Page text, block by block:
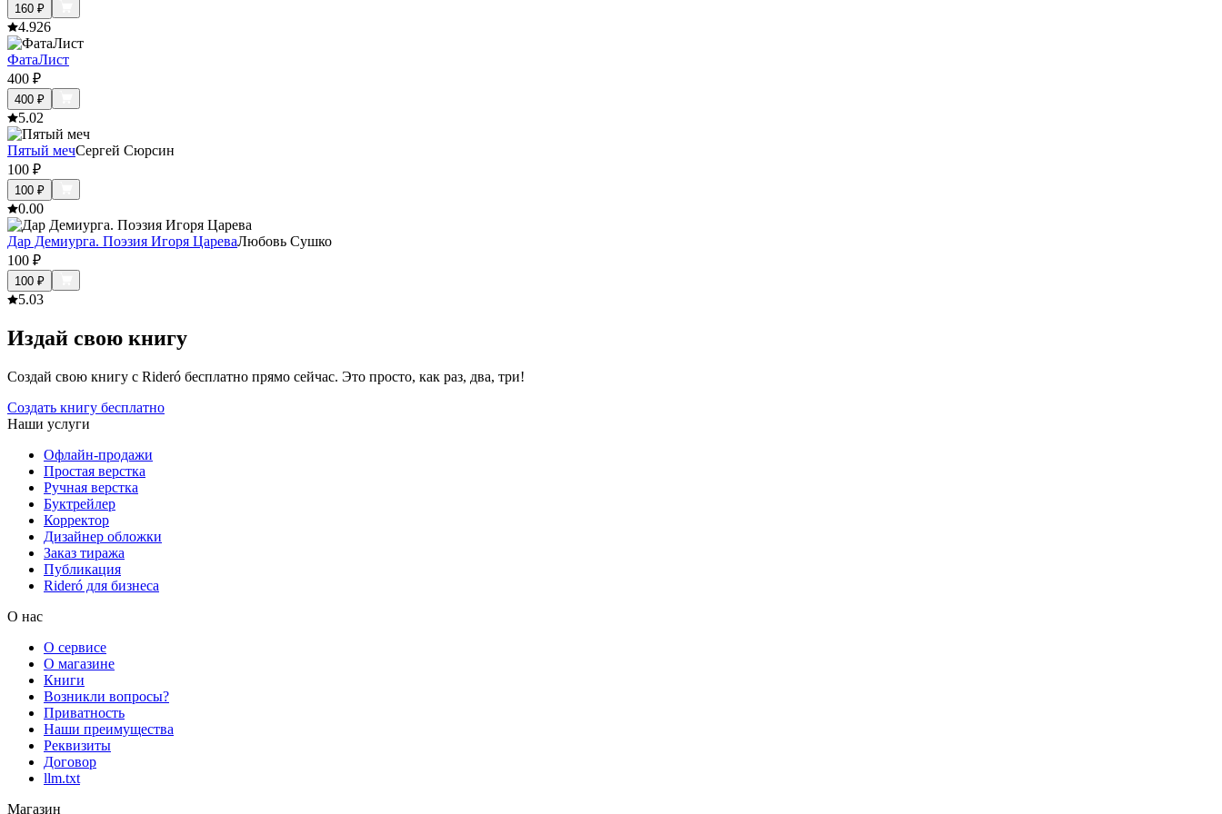
160 ₽
4.926
ФатаЛист
400 ₽
400 ₽
5.02
Пятый мечСергей Сюрсин
100 ₽
100 ₽
0.00
Дар Демиурга. Поэзия Игоря ЦареваЛюбовь Сушко
100 ₽
100 ₽
5.03
Издай свою книгу
Создай свою книгу с Rideró бесплатно прямо сейчас. Это просто, как раз, два, три!
Создать книгу бесплатно
Наши услуги
Офлайн-продажи
Простая верстка
Ручная верстка
Буктрейлер
Корректор
Дизайнер обложки
Заказ тиража
Публикация
Rideró для бизнеса
О нас
О сервисе
О магазине
Книги
Возникли вопросы?
Приватность
Наши преимущества
Реквизиты
Договор
llm.txt
Магазин